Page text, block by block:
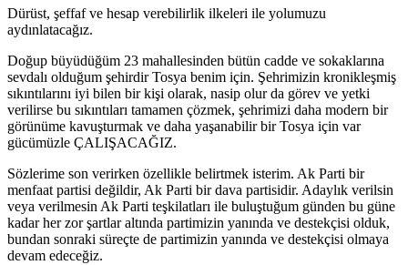
Dürüst, şeffaf ve hesap verebilirlik ilkeleri ile yolumuzu
aydınlatacağız.
Doğup büyüdüğüm 23 mahallesinden bütün cadde ve sokaklarına
sevdalı olduğum şehirdir Tosya benim için. Şehrimizin kronikleşmiş
sıkıntılarını iyi bilen bir kişi olarak, nasip olur da görev ve yetki
verilirse bu sıkıntıları tamamen çözmek, şehrimizi daha modern bir
görünüme kavuşturmak ve daha yaşanabilir bir Tosya için var
gücümüzle ÇALIŞACAĞIZ.
Sözlerime son verirken özellikle belirtmek isterim. Ak Parti bir
menfaat partisi değildir, Ak Parti bir dava partisidir. Adaylık verilsin
veya verilmesin Ak Parti teşkilatları ile buluştuğum günden bu güne
kadar her zor şartlar altında partimizin yanında ve destekçisi olduk,
bundan sonraki süreçte de partimizin yanında ve destekçisi olmaya
devam edeceğiz.